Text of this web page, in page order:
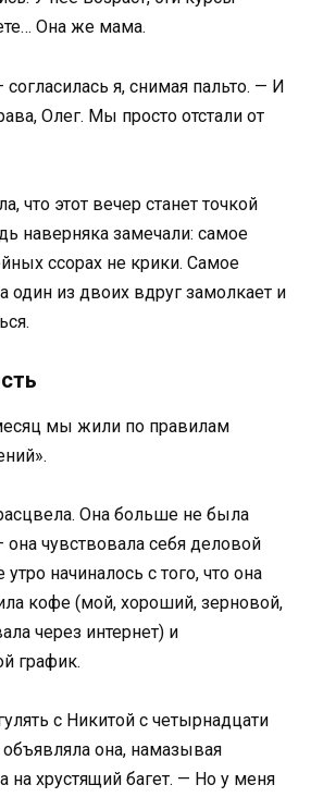
Она же мама.
я, снимая пальто. — И
Олег. Мы просто отстали от
что этот вечер станет точкой
наверняка замечали: самое
ссорах не крики. Самое
один из двоих вдруг замолкает и
мы жили по правилам
Она больше не была
чувствовала себя деловой
начиналось с того, что она
кофе (мой, хороший, зерновой,
через интернет) и
график.
с Никитой с четырнадцати
она, намазывая
на хрустящий багет. — Но у меня